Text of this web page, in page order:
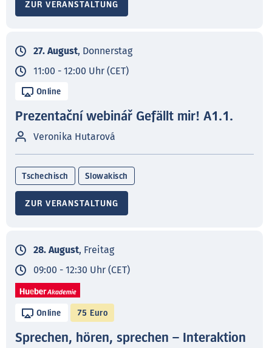
ZUR VERANSTALTUNG
27. August, Donnerstag
11:00 - 12:00 Uhr (CET)
Online
Prezentační webinář Gefällt mir! A1.1.
Veronika Hutarová
Tschechisch Slowakisch
ZUR VERANSTALTUNG
28. August, Freitag
09:00 - 12:30 Uhr (CET)
Online 75 Euro
Sprechen, hören, sprechen – Interaktion